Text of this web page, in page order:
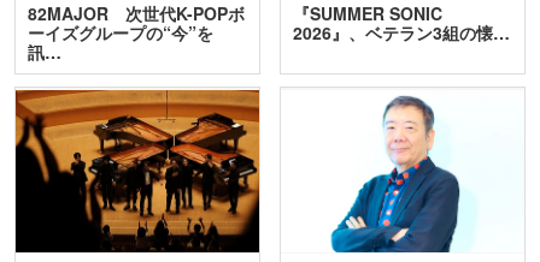
82MAJOR 次世代K-POPボ
ーイズグループの“今”を
訊…
『SUMMER SONIC
2026』、ベテラン3組の懐…